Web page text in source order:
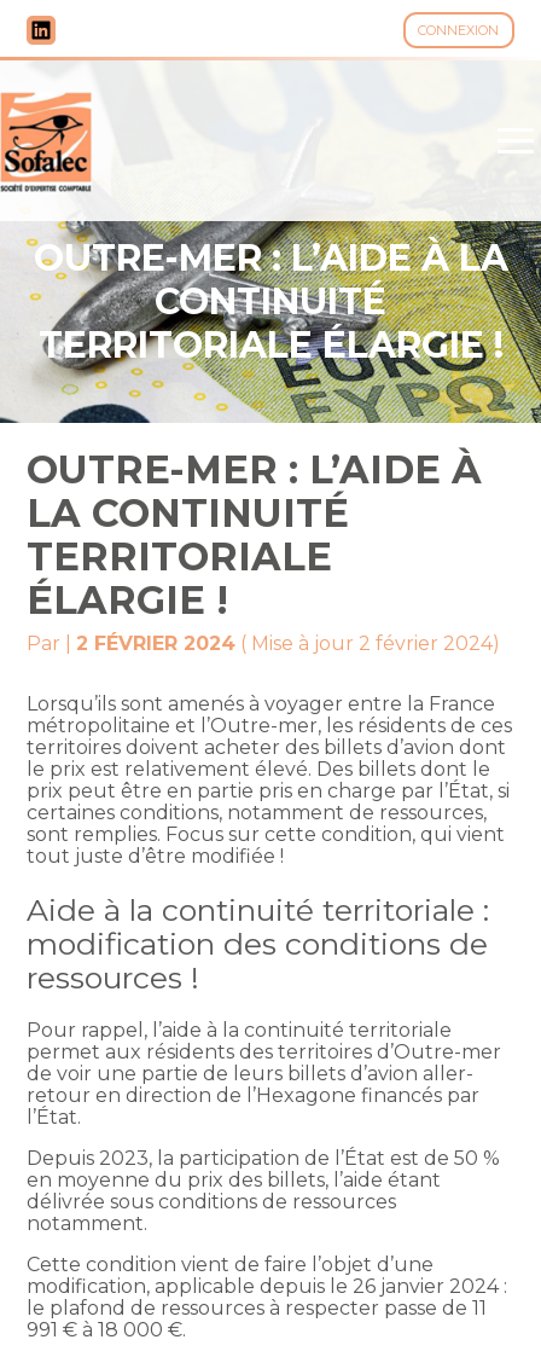
CONNEXION
Aller
au
contenu
OUTRE-MER : L’AIDE À LA
CONTINUITÉ
TERRITORIALE ÉLARGIE !
OUTRE-MER : L’AIDE À
LA CONTINUITÉ
TERRITORIALE
ÉLARGIE !
Par 2 FÉVRIER 2024 ( Mise à jour 2 février 2024)
Lorsqu’ils sont amenés à voyager entre la France
métropolitaine et l’Outre-mer, les résidents de ces
territoires doivent acheter des billets d’avion dont
le prix est relativement élevé. Des billets dont le
prix peut être en partie pris en charge par l’État, si
certaines conditions, notamment de ressources,
sont remplies. Focus sur cette condition, qui vient
tout juste d’être modifiée !
Aide à la continuité territoriale :
modification des conditions de
ressources !
Pour rappel, l’aide à la continuité territoriale
permet aux résidents des territoires d’Outre-mer
de voir une partie de leurs billets d’avion aller-
retour en direction de l’Hexagone financés par
l’État.
Depuis 2023, la participation de l’État est de 50 %
en moyenne du prix des billets, l’aide étant
délivrée sous conditions de ressources
notamment.
Cette condition vient de faire l’objet d’une
modification, applicable depuis le 26 janvier 2024 :
le plafond de ressources à respecter passe de 11
991 € à 18 000 €.